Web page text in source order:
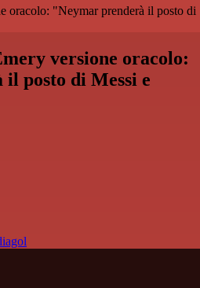
oracolo: "Neymar prenderà il posto di
versione oracolo:
posto di Messi e